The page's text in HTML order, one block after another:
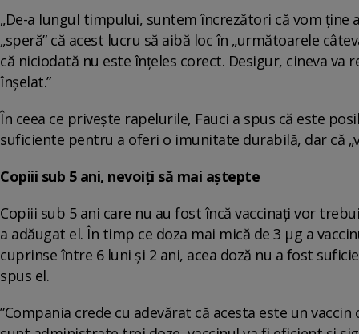
„De-a lungul timpului, suntem încrezători că vom ține
„speră” că acest lucru să aibă loc în „următoarele
că niciodată nu este înțeles corect. Desigur, cineva va
înșelat.”
În ceea ce privește rapelurile, Fauci a spus că este
suficiente pentru a oferi o imunitate durabilă, dar că
Copiii sub 5 ani, nevoiți să mai aștepte
Copiii sub 5 ani care nu au fost încă vaccinați vor
a adăugat el. În timp ce doza mai mică de 3 μg a
cuprinse între 6 luni și 2 ani, acea doză nu a fost
spus el.
”Compania crede cu adevărat că acesta este un